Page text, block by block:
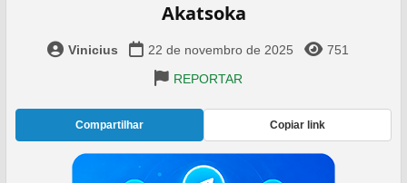
Akatsoka️
Vinicius 22 de novembro de 2025
751
REPORTAR
Compartilhar Copiar link